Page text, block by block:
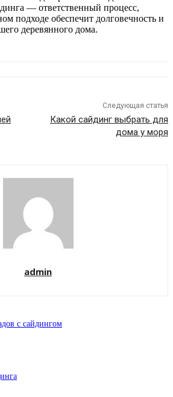
— ответственный процесс,
подходе обеспечит долговечность и
деревянного дома.
Следующая статья
Какой сайдинг выбрать для
дома у моря
admin
с сайдингом